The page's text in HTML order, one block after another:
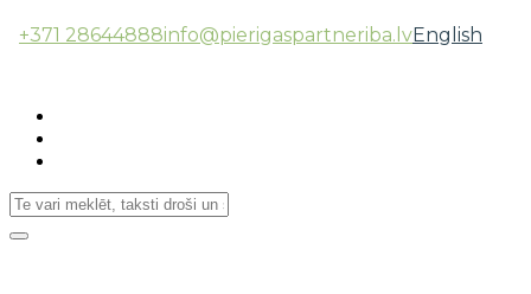
+371 28644888info@pierigaspartneriba.lvEnglish
Toggle